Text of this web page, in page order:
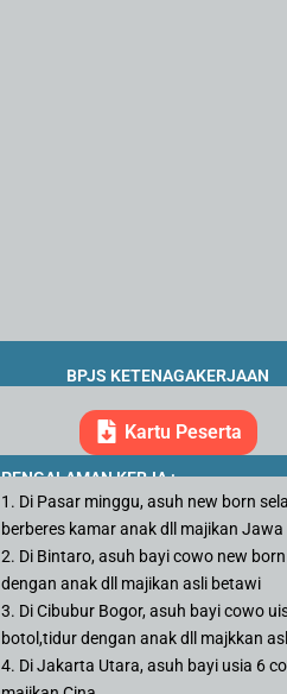
BPJS KETENAGAKERJAAN
Kartu Peserta
PENGALAMAN KERJA :
1. Di Pasar minggu, asuh new born
berberes kamar anak dll majikan Jawa
2. Di Bintaro, asuh bayi cowo new
dengan anak dll majikan asli betawi
3. Di Cibubur Bogor, asuh bayi cowo
botol,tidur dengan anak dll majkkan
4. Di Jakarta Utara, asuh bayi usia 6